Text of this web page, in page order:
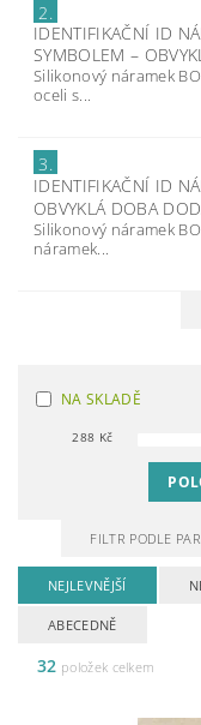
2.
IDENTIFIKAČNÍ ID
SYMBOLEM–
Silikonový náramek
oceli s...
3.
IDENTIFIKAČNÍ ID
OBVYKLÁ DOBA
Silikonový náramek
náramek...
NA SKLADĚ
288 Kč
FILTR PODLE
NEJLEVNĚJŠÍ
ABECEDNĚ
32 položek celkem